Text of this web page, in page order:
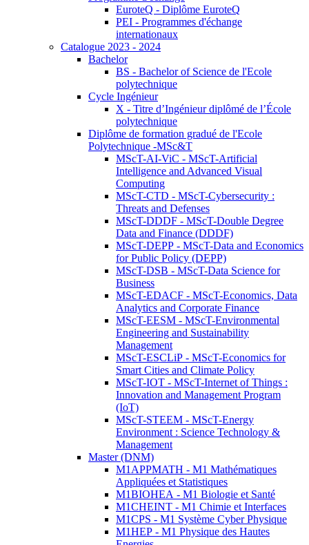
EuroteQ - Diplôme EuroteQ
PEI - Programmes d'échange
internationaux
Catalogue 2023 - 2024
Bachelor
BS - Bachelor of Science de l'Ecole
polytechnique
Cycle Ingénieur
X - Titre d’Ingénieur diplômé de l’École
polytechnique
Diplôme de formation gradué de l'Ecole
Polytechnique -MSc&T
MScT-AI-ViC - MScT-Artificial
Intelligence and Advanced Visual
Computing
MScT-CTD - MScT-Cybersecurity :
Threats and Defenses
MScT-DDDF - MScT-Double Degree
Data and Finance (DDDF)
MScT-DEPP - MScT-Data and Economics
for Public Policy (DEPP)
MScT-DSB - MScT-Data Science for
Business
MScT-EDACF - MScT-Economics, Data
Analytics and Corporate Finance
MScT-EESM - MScT-Environmental
Engineering and Sustainability
Management
MScT-ESCLiP - MScT-Economics for
Smart Cities and Climate Policy
MScT-IOT - MScT-Internet of Things :
Innovation and Management Program
(IoT)
MScT-STEEM - MScT-Energy
Environment : Science Technology &
Management
Master (DNM)
M1APPMATH - M1 Mathématiques
Appliquées et Statistiques
M1BIOHEA - M1 Biologie et Santé
M1CHEINT - M1 Chimie et Interfaces
M1CPS - M1 Système Cyber Physique
M1HEP - M1 Physique des Hautes